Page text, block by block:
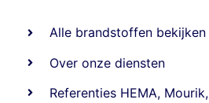
Alle brandstoffen bekijken
Over onze diensten
Referenties HEMA, Mourik,